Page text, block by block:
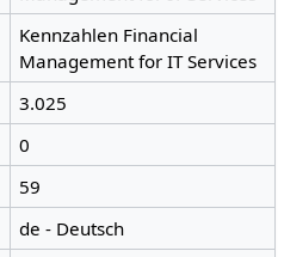
Kennzahlen Financial
Management for IT Services
3.025
0
59
de - Deutsch